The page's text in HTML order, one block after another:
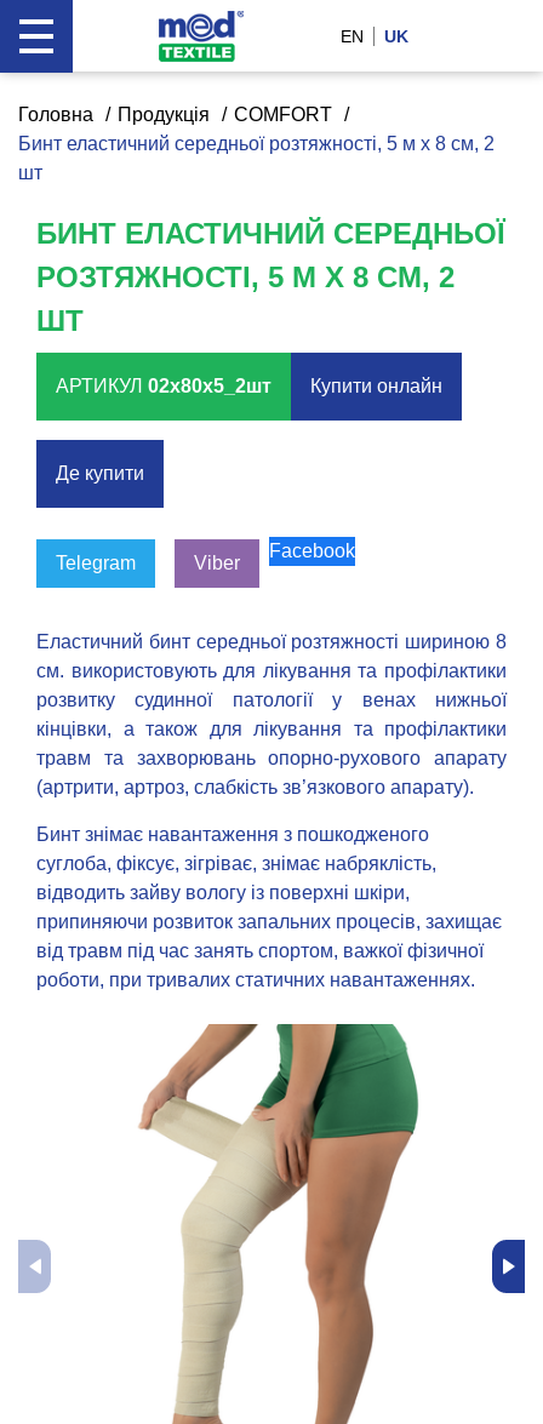
EN UK
Головна Продукція
COMFORT
Бинт еластичний середньої розтяжності, 5 м x 8 см, 2
шт
БИНТ ЕЛАСТИЧНИЙ СЕРЕДНЬОЇ
РОЗТЯЖНОСТІ, 5 М X 8 СМ, 2
ШТ
АРТИКУЛ 02x80x5_2шт Купити онлайн
Де купити
Telegram Viber
Facebook
Еластичний бинт середньої розтяжності шириною 8
см. використовують для лікування та профілактики
розвитку судинної патології у венах нижньої
кінцівки, а також для лікування та профілактики
травм та захворювань опорно-рухового апарату
(артрити, артроз, слабкість зв’язкового апарату).
Бинт знімає навантаження з пошкодженого
суглоба, фіксує, зігріває, знімає набряклість,
відводить зайву вологу із поверхні шкіри,
припиняючи розвиток запальних процесів, захищає
від травм під час занять спортом, важкої фізичної
роботи, при тривалих статичних навантаженнях.